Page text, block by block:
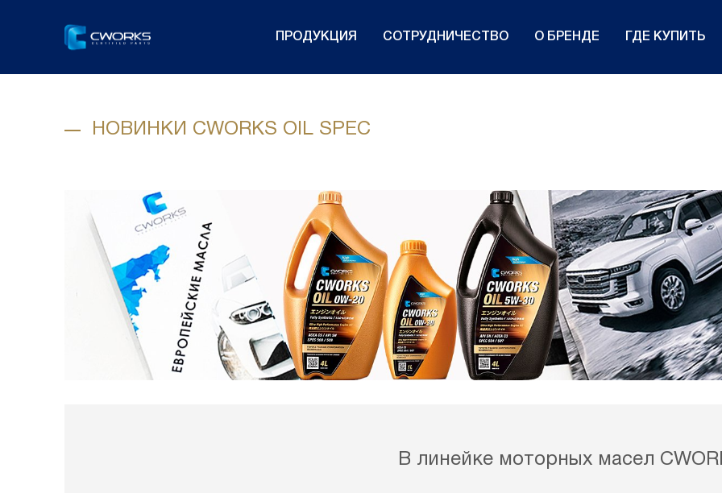
ПРОДУКЦИЯ СОТРУДНИЧЕСТВО О БРЕНДЕ ГДЕ КУПИТЬ
НОВИНКИ CWORKS OIL SPEC
В линейке моторных масел